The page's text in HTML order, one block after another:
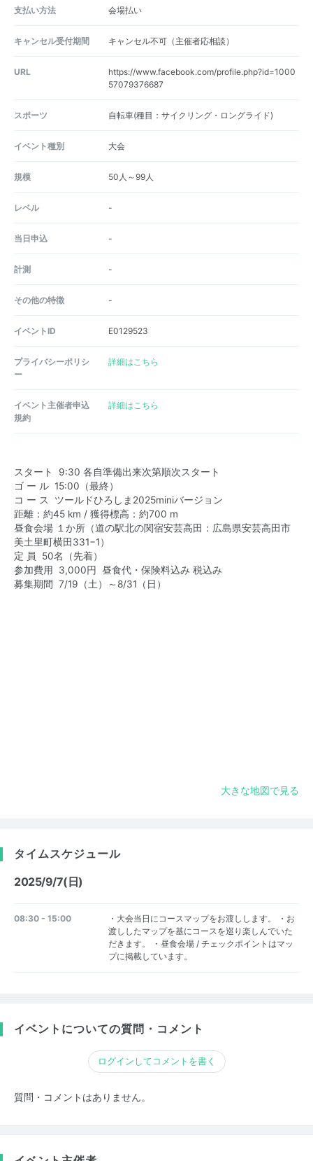
支払い方法 会場払い
キャンセル受付期間 キャンセル不可（主催者応相談）
URL
https://www.facebook.com/profile.php?id=1000
57079376687
スポーツ 自転車(種目：サイクリング・ロングライド)
イベント種別 大会
規模 50人～99人
レベル -
当日申込 -
計測 -
その他の特徴 -
イベントID E0129523
プライバシーポリシ
ー
詳細はこちら
イベント主催者申込
規約
詳細はこちら
スタート 9:30 各自準備出来次第順次スタート
ゴ ー ル 15:00（最終）
コ ー ス ツールドひろしま2025miniバージョン
距離：約45 km / 獲得標高：約700 m
昼食会場 １か所（道の駅北の関宿安芸高田：広島県安芸高田市
美土里町横田331−1）
定 員 50名（先着）
参加費用 3,000円 昼食代・保険料込み 税込み
募集期間 7/19（土）～8/31（日）
大きな地図で見る
タイムスケジュール
2025/9/7(日)
08:30 - 15:00
・大会当日にコースマップをお渡しします。 ・お
渡ししたマップを基にコースを巡り楽しんでいた
だきます。 ・昼食会場 / チェックポイントはマッ
プに掲載しています。
イベントについての質問・コメント
ログインしてコメントを書く
質問・コメントはありません。